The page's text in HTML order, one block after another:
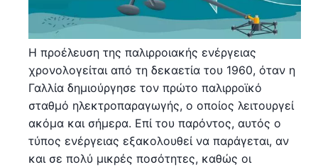
Η προέλευση της παλιρροιακής ενέργειας
χρονολογείται από τη δεκαετία του 1960, όταν η
Γαλλία δημιούργησε τον πρώτο παλιρροϊκό
σταθμό ηλεκτροπαραγωγής, ο οποίος λειτουργεί
ακόμα και σήμερα. Επί του παρόντος, αυτός ο
τύπος ενέργειας εξακολουθεί να παράγεται, αν
και σε πολύ μικρές ποσότητες, καθώς οι